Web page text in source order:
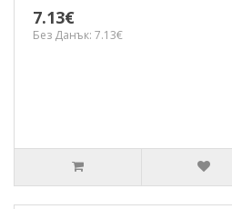
7.13€
Без Данък: 7.13€